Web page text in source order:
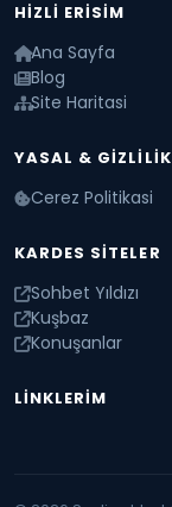
HIZLI ERISIM
Ana Sayfa
Blog
Site Haritasi
YASAL & GIZLILIK
Cerez Politikasi
KARDES SITELER
Sohbet Yıldızı
Kuşbaz
Konuşanlar
LINKLERIM